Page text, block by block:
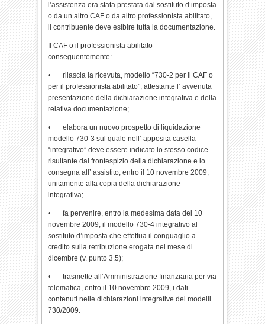
l’assistenza era stata prestata dal sostituto d’imposta
o da un altro CAF o da altro professionista abilitato,
il contribuente deve esibire tutta la documentazione.
Il CAF o il professionista abilitato
conseguentemente:
• rilascia la ricevuta, modello “730-2 per il CAF o
per il professionista abilitato”, attestante l’ avvenuta
presentazione della dichiarazione integrativa e della
relativa documentazione;
• elabora un nuovo prospetto di liquidazione
modello 730-3 sul quale nell’ apposita casella
“integrativo” deve essere indicato lo stesso codice
risultante dal frontespizio della dichiarazione e lo
consegna all’ assistito, entro il 10 novembre 2009,
unitamente alla copia della dichiarazione
integrativa;
• fa pervenire, entro la medesima data del 10
novembre 2009, il modello 730-4 integrativo al
sostituto d’imposta che effettua il conguaglio a
credito sulla retribuzione erogata nel mese di
dicembre (v. punto 3.5);
• trasmette all’Amministrazione finanziaria per via
telematica, entro il 10 novembre 2009, i dati
contenuti nelle dichiarazioni integrative dei modelli
730/2009.